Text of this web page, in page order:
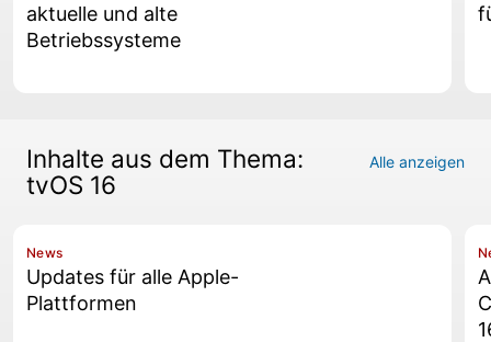
aktuelle und alte
Betriebssysteme
Inhalte aus dem Thema:
tvOS 16
Alle anzeigen
News
Updates für alle Apple-
Plattformen